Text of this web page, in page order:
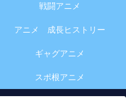
戦闘アニメ
アニメ 成長ヒストリー
ギャグアニメ
スポ根アニメ